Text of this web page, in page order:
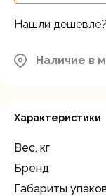
Нашли дешевле?
Наличие в
Характеристики
Вес, кг
Бренд
Габариты